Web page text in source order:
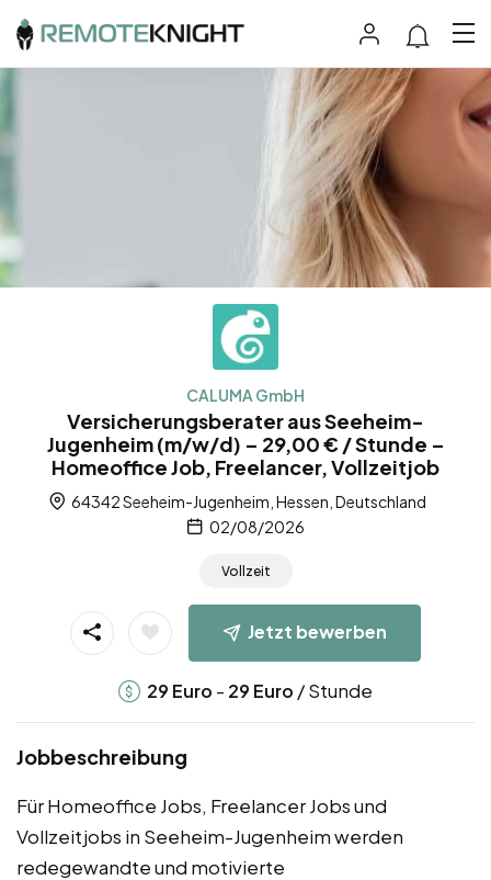
CALUMA GmbH
Versicherungsberater aus Seeheim-
Jugenheim (m/w/d) – 29,00 € / Stunde –
Homeoffice Job, Freelancer, Vollzeitjob
64342 Seeheim-Jugenheim, Hessen, Deutschland
02/08/2026
Vollzeit
Jetzt bewerben
29 Euro - 29 Euro / Stunde
Jobbeschreibung
Für Homeoffice Jobs, Freelancer Jobs und
Vollzeitjobs in Seeheim-Jugenheim werden
redegewandte und motivierte